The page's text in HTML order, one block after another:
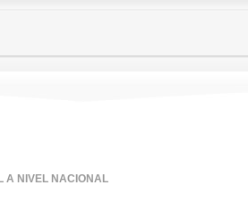
A NIVEL NACIONAL